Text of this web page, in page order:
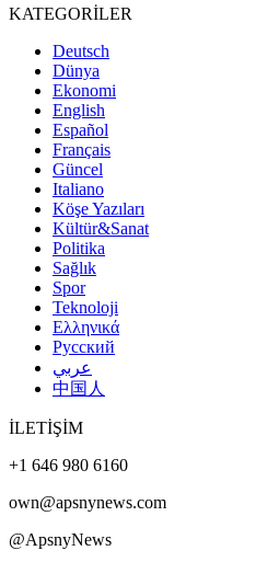
KATEGORİLER
Deutsch
Dünya
Ekonomi
English
Español
Français
Güncel
Italiano
Köşe Yazıları
Kültür&Sanat
Politika
Sağlık
Spor
Teknoloji
Ελληνικά
Русский
عربي
中国人
İLETİŞİM
+1 646 980 6160
own@apsnynews.com
@ApsnyNews